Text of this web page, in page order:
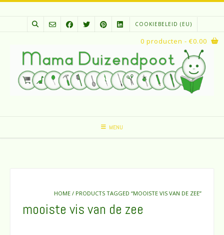
Spring
COOKIEBELEID (EU)
MENU
0 producten - €0.00
HOME / PRODUCTS TAGGED “MOOISTE VIS VAN DE ZEE”
mooiste vis van de zee